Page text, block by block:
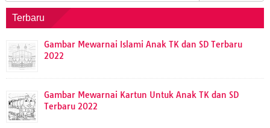
Terbaru
Gambar Mewarnai Islami Anak TK dan SD Terbaru
2022
Gambar Mewarnai Kartun Untuk Anak TK dan SD
Terbaru 2022